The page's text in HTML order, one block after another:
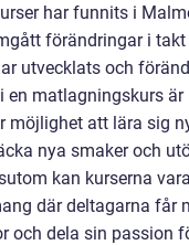
har funnits i
förändringar i
utvecklats och
en matlagningskurs är
möjlighet att lära sig
nya smaker och
kan kurserna
där deltagarna får
och dela sin passion